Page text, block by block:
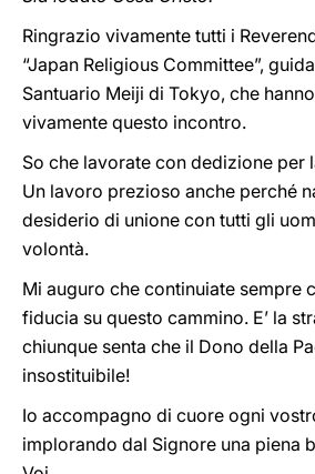
Ringrazio vivamente tutti i
“Japan Religious Committee”,
Santuario Meiji di Tokyo, che
vivamente questo incontro.
So che lavorate con dedizione per
Un lavoro prezioso anche perché
desiderio di unione con tutti gli
volontà.
Mi auguro che continuiate sempre
fiducia su questo cammino. E’ la
chiunque senta che il Dono della
insostituibile!
Io accompagno di cuore ogni
implorando dal Signore una piena